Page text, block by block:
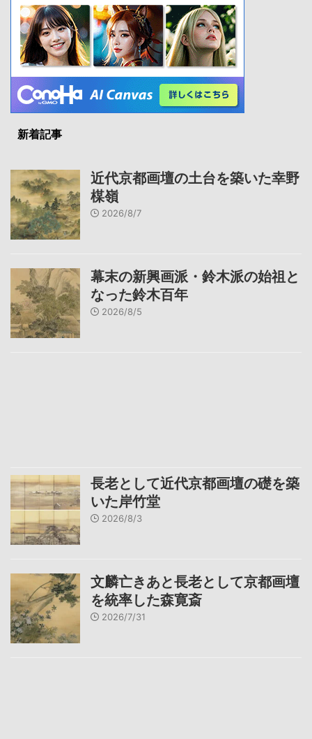
新着記事
近代京都画壇の土台を築いた幸野
楳嶺
2026/8/7
幕末の新興画派・鈴木派の始祖と
なった鈴木百年
2026/8/5
長老として近代京都画壇の礎を築
いた岸竹堂
2026/8/3
文麟亡きあと長老として京都画壇
を統率した森寛斎
2026/7/31